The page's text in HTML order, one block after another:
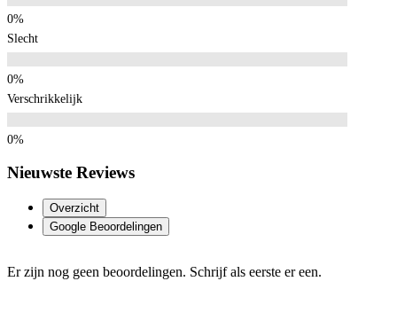
Slecht
Verschrikkelijk
Nieuwste Reviews
Overzicht
Google Beoordelingen
Er zijn nog geen beoordelingen. Schrijf als eerste er een.